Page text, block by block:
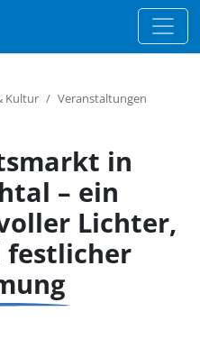
Kultur
Veranstaltungen
in
– ein
Lichter,
festlicher